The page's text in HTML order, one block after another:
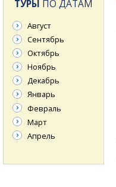
ТУРЫ ПО ДАТАМ
Август
Сентябрь
Октябрь
Ноябрь
Декабрь
Январь
Февраль
Март
Апрель